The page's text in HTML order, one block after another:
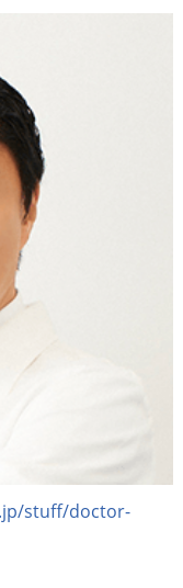
stuff/doctor-